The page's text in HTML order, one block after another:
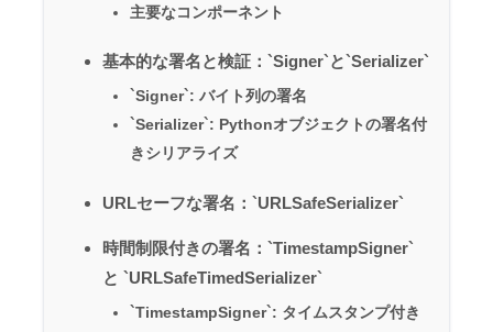
主要なコンポーネント
基本的な署名と検証：`Signer`と`Serializer`
`Signer`: バイト列の署名
`Serializer`: Pythonオブジェクトの署名付
きシリアライズ
URLセーフな署名：`URLSafeSerializer`
時間制限付きの署名：`TimestampSigner`
と `URLSafeTimedSerializer`
`TimestampSigner`: タイムスタンプ付き